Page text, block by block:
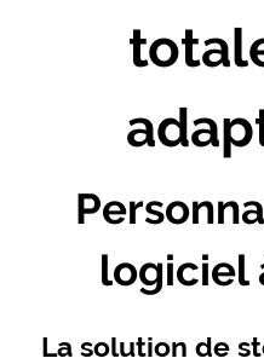
logiciel
La solution de